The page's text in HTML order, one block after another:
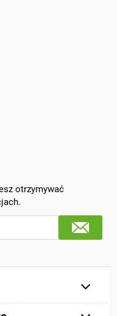
otrzymywać